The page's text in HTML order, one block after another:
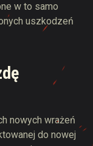
w to samo
uszkodzeń
nowych wrażeń
do nowej